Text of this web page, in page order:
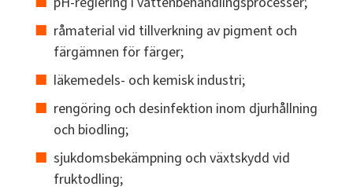
råmaterial vid tillverkning av pigment och
färgämnen för färger;
läkemedels- och kemisk industri;
rengöring och desinfektion inom djurhållning
och biodling;
sjukdomsbekämpning och växtskydd vid
fruktodling;